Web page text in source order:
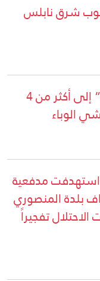
شرق نابلس
الكونغو: ارتفاع عدد إصابات “إيبولا” إلى أكثر من 4
الوباء
استهدفت مدفعية
بلدة المنصوري
تفجيراً